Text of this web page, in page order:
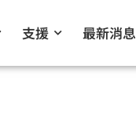
支援 最新消息